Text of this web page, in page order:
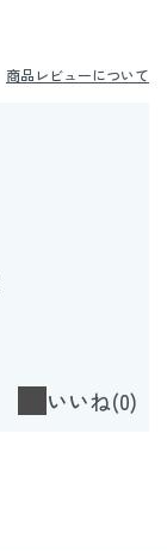
商品レビューについて
いいね(0)